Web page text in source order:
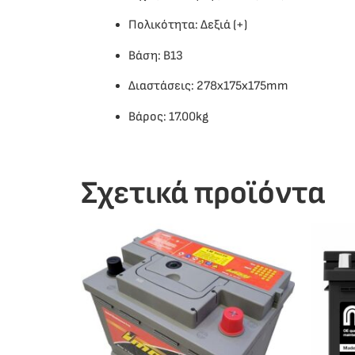
Πολικότητα: Δεξιά (+)
Βάση: B13
Διαστάσεις: 278x175x175mm
Βάρος: 17.00kg
Σχετικά προϊόντα